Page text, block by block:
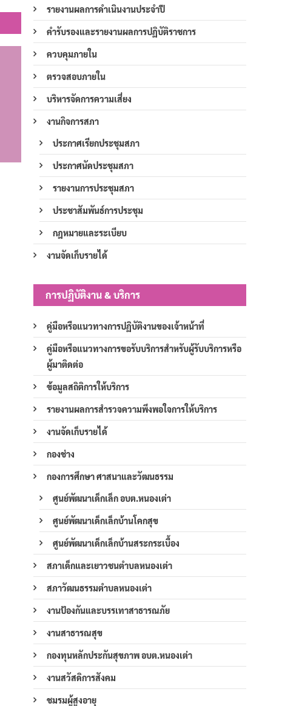
รายงานผลการดำเนินงานประจำปี
คำรับรองและรายงานผลการปฏิบัติราชการ
ควบคุมภายใน
ตรวจสอบภายใน
บริหารจัดการความเสี่ยง
งานกิจการสภา
ประกาศเรียกประชุมสภา
ประกาศนัดประชุมสภา
รายงานการประชุมสภา
ประชาสัมพันธ์การประชุม
กฎหมายและระเบียบ
งานจัดเก็บรายได้
การปฏิบัติงาน & บริการ
คู่มือหรือแนวทางการปฏิบัติงานของเจ้าหน้าที่
คู่มือหรือแนวทางการขอรับบริการสำหรับผู้รับบริการหรือ
ผู้มาติดต่อ
ข้อมูลสถิติการให้บริการ
รายงานผลการสำรวจความพึงพอใจการให้บริการ
งานจัดเก็บรายได้
กองช่าง
กองการศึกษา ศาสนาและวัฒนธรรม
ศูนย์พัฒนาเด็กเล็ก อบต.หนองเต่า
ศูนย์พัฒนาเด็กเล็กบ้านโคกสุข
ศูนย์พัฒนาเด็กเล็กบ้านสระกระเบื้อง
สภาเด็กและเยาวชนตำบลหนองเต่า
สภาวัฒนธรรมตำบลหนองเต่า
งานป้องกันและบรรเทาสาธารณภัย
งานสาธารณสุข
กองทุนหลักประกันสุขภาพ อบต.หนองเต่า
งานสวัสดิการสังคม
ชมรมผู้สูงอายุ